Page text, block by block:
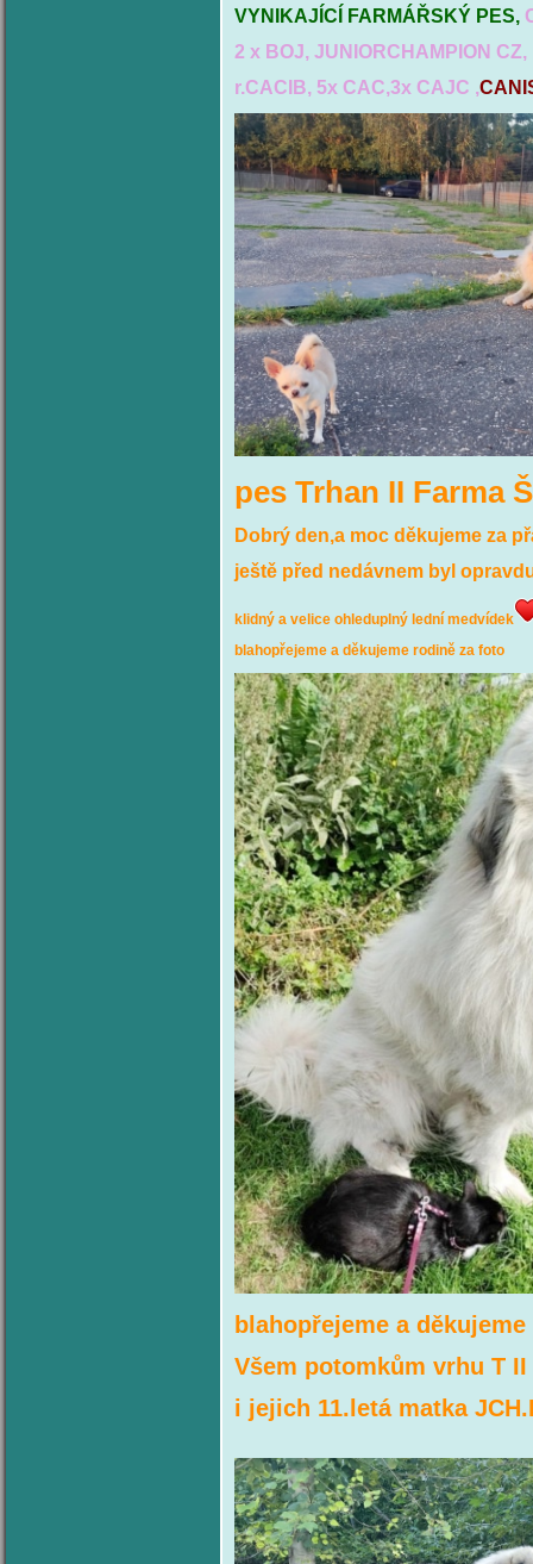
VYNIKAJÍCÍ FARMÁŘSKÝ PES,
2 x BOJ, JUNIORCHAMPION
r.CACIB, 5x CAC,3x CAJC ,
pes Trhan II Farma
Dobrý den,a moc děkujeme za
ještě před nedávnem byl
klidný a velice ohleduplný lední medvídek
blahopřejeme a děkujeme rodině za foto
blahopřejeme a
Všem potomkům vrhu T
i jejich 11.letá matka